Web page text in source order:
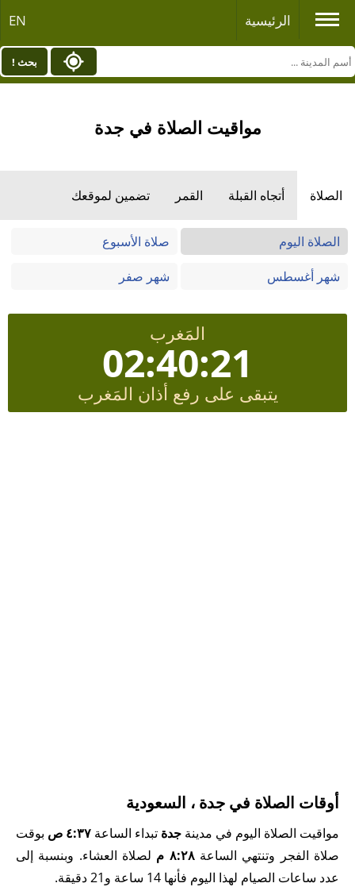
الرئيسية EN
بحث !
مواقيت الصلاة في جدة
الصلاة أتجاه القبلة القمر تضمين لموقعك
الصلاة اليوم
صلاة الأسبوع
شهر أغسطس
شهر صفر
المَغرب
02:40:20
يتبقى على رفع أذان المَغرب
أوقات الصلاة في جدة ، السعودية
مواقيت الصلاة اليوم في مدينة جدة تبداء الساعة ٤:٣٧ ص
بوقت
صلاة الفجر وتنتهي الساعة٨:٢٨ م
لصلاة العشاء. وبنسبة إلى
عدد ساعات الصيام لهذا اليوم فأنها 14 ساعة و21 دقيقة.